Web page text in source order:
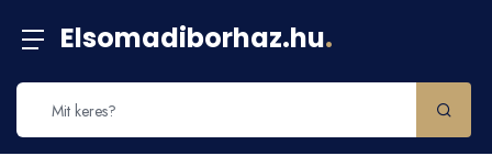
Elsomadiborhaz.hu.